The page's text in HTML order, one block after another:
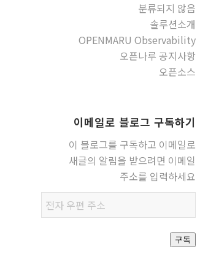
분류되지 않음
솔루션소개
OPENMARU Observability
오픈나루 공지사항
오픈소스
이메일로 블로그 구독하기
이 블로그를 구독하고 이메일로
새글의 알림을 받으려면 이메일
주소를 입력하세요
구독